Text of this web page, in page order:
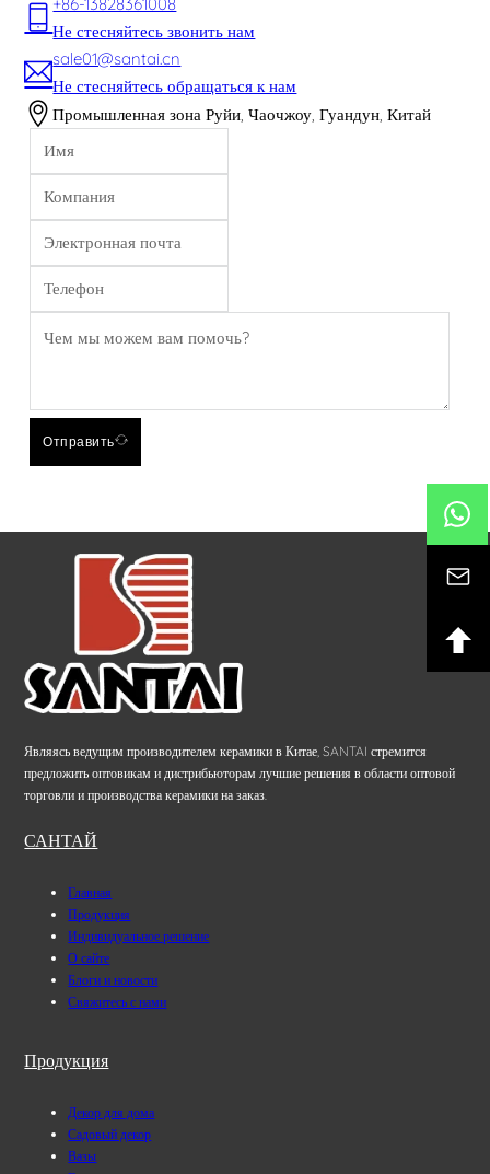
+86-13828361008
Не стесняйтесь звонить нам
sale01@santai.cn
Не стесняйтесь обращаться к нам
Промышленная зона Руйи, Чаочжоу, Гуандун, Китай
Отправить
Являясь ведущим производителем керамики в Китае, SANTAI стремится
предложить оптовикам и дистрибьюторам лучшие решения в области оптовой
торговли и производства керамики на заказ.
САНТАЙ
Главная
Продукция
Индивидуальное решение
О сайте
Блоги и новости
Свяжитесь с нами
Продукция
Декор для дома
Садовый декор
Вазы